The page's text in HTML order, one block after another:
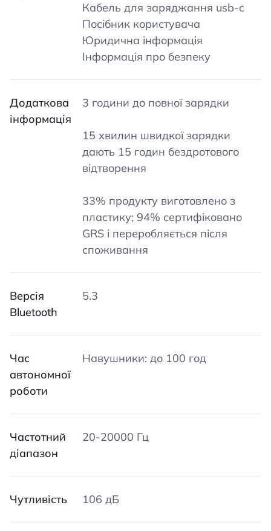
Кабель для заряджання usb-c
Посібник користувача
Юридична інформація
Інформація про безпеку
Додаткова
інформація
3 години до повної зарядки
15 хвилин швидкої зарядки
дають 15 годин бездротового
відтворення
33% продукту виготовлено з
пластику; 94% сертифіковано
GRS і переробляється після
споживання
Версія
Bluetooth
5.3
Час
автономної
роботи
Навушники: до 100 год
Частотний
діапазон
20-20000 Гц
Чутливість 106 дБ